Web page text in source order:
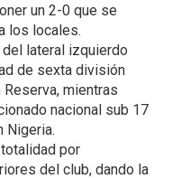
un 2-0 que se
los locales.
del lateral izquierdo
de sexta división
mientras
nacional sub 17
Nigeria.
por
del club, dando la